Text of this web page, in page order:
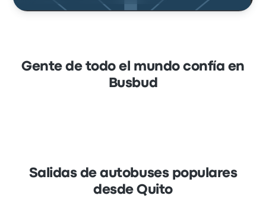
Gente de todo el mundo confía en
Busbud
Salidas de autobuses populares
desde Quito